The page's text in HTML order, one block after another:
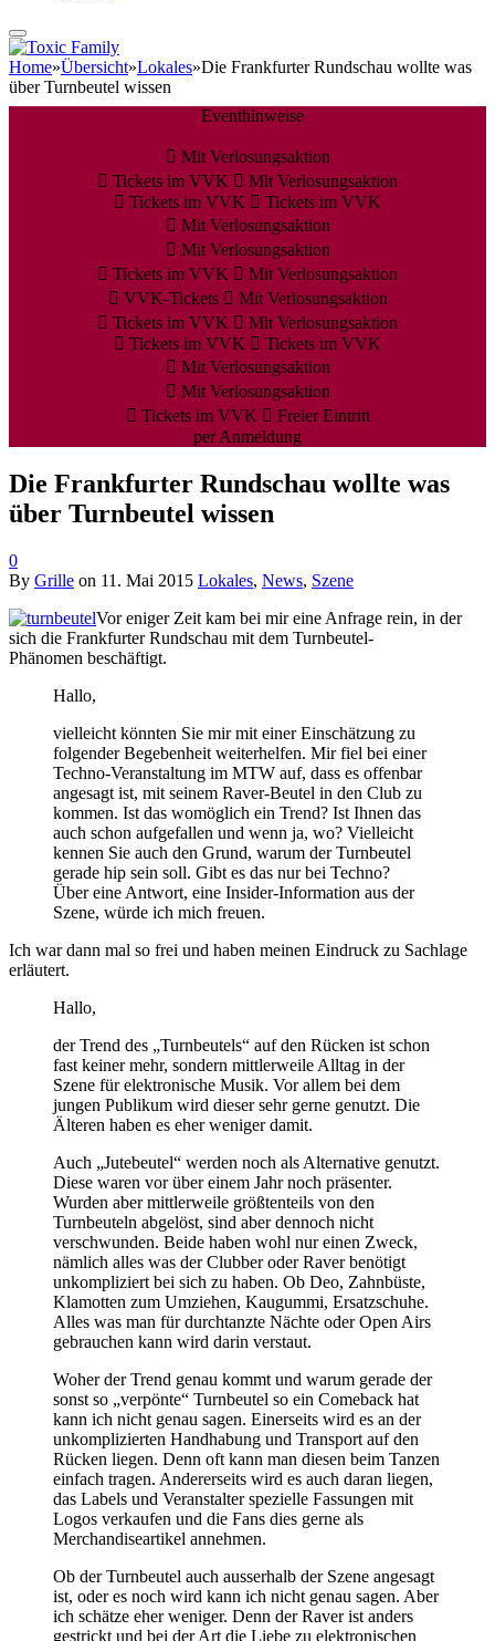
Home»Übersicht»Lokales»Die Frankfurter Rundschau wollte was
über Turnbeutel wissen
Eventhinweise
Mit Verlosungsaktion
Tickets im VVK
Mit Verlosungsaktion
Tickets im VVK
Tickets im VVK
Mit Verlosungsaktion
Mit Verlosungsaktion
Tickets im VVK
Mit Verlosungsaktion
VVK-Tickets
Mit Verlosungsaktion
Tickets im VVK
Mit Verlosungsaktion
Tickets im VVK
Tickets im VVK
Mit Verlosungsaktion
Mit Verlosungsaktion
Tickets im VVK
Freier Eintritt
per Anmeldung
Die Frankfurter Rundschau wollte was
über Turnbeutel wissen
0
By Grille on 11. Mai 2015 Lokales, News, Szene
Vor eniger Zeit kam bei mir eine Anfrage rein, in der
sich die Frankfurter Rundschau mit dem Turnbeutel-
Phänomen beschäftigt.
Hallo,
vielleicht könnten Sie mir mit einer Einschätzung zu
folgender Begebenheit weiterhelfen. Mir fiel bei einer
Techno-Veranstaltung im MTW auf, dass es offenbar
angesagt ist, mit seinem Raver-Beutel in den Club zu
kommen. Ist das womöglich ein Trend? Ist Ihnen das
auch schon aufgefallen und wenn ja, wo? Vielleicht
kennen Sie auch den Grund, warum der Turnbeutel
gerade hip sein soll. Gibt es das nur bei Techno?
Über eine Antwort, eine Insider-Information aus der
Szene, würde ich mich freuen.
Ich war dann mal so frei und haben meinen Eindruck zu Sachlage
erläutert.
Hallo,
der Trend des „Turnbeutels“ auf den Rücken ist schon
fast keiner mehr, sondern mittlerweile Alltag in der
Szene für elektronische Musik. Vor allem bei dem
jungen Publikum wird dieser sehr gerne genutzt. Die
Älteren haben es eher weniger damit.
Auch „Jutebeutel“ werden noch als Alternative genutzt.
Diese waren vor über einem Jahr noch präsenter.
Wurden aber mittlerweile größtenteils von den
Turnbeuteln abgelöst, sind aber dennoch nicht
verschwunden. Beide haben wohl nur einen Zweck,
nämlich alles was der Clubber oder Raver benötigt
unkompliziert bei sich zu haben. Ob Deo, Zahnbüste,
Klamotten zum Umziehen, Kaugummi, Ersatzschuhe.
Alles was man für durchtanzte Nächte oder Open Airs
gebrauchen kann wird darin verstaut.
Woher der Trend genau kommt und warum gerade der
sonst so „verpönte“ Turnbeutel so ein Comeback hat
kann ich nicht genau sagen. Einerseits wird es an der
unkomplizierten Handhabung und Transport auf den
Rücken liegen. Denn oft kann man diesen beim Tanzen
einfach tragen. Andererseits wird es auch daran liegen,
das Labels und Veranstalter spezielle Fassungen mit
Logos verkaufen und die Fans dies gerne als
Merchandiseartikel annehmen.
Ob der Turnbeutel auch ausserhalb der Szene angesagt
ist, oder es noch wird kann ich nicht genau sagen. Aber
ich schätze eher weniger. Denn der Raver ist anders
gestrickt und bei der Art die Liebe zu elektronischen